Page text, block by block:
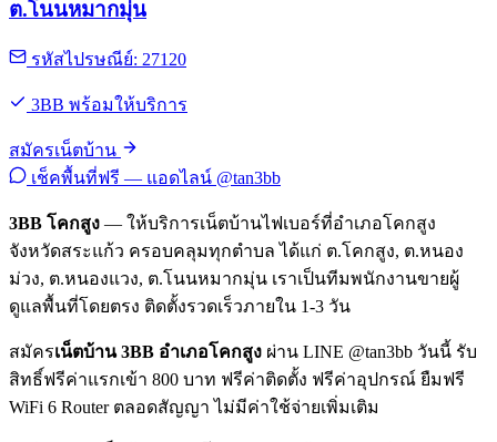
ต.โนนหมากมุ่น
รหัสไปรษณีย์: 27120
3BB พร้อมให้บริการ
สมัครเน็ตบ้าน
เช็คพื้นที่ฟรี — แอดไลน์ @tan3bb
3BB โคกสูง — ให้บริการเน็ตบ้านไฟเบอร์ที่อำเภอโคกสูง
จังหวัดสระแก้ว ครอบคลุมทุกตำบล ได้แก่ ต.โคกสูง, ต.หนอง
ม่วง, ต.หนองแวง, ต.โนนหมากมุ่น เราเป็นทีมพนักงานขายผู้
ดูแลพื้นที่โดยตรง ติดตั้งรวดเร็วภายใน 1-3 วัน
สมัครเน็ตบ้าน 3BB อำเภอโคกสูง ผ่าน LINE @tan3bb วันนี้ รับ
สิทธิ์ฟรีค่าแรกเข้า 800 บาท ฟรีค่าติดตั้ง ฟรีค่าอุปกรณ์ ยืมฟรี
WiFi 6 Router ตลอดสัญญา ไม่มีค่าใช้จ่ายเพิ่มเติม